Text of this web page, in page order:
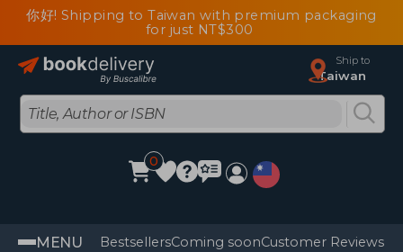
你好! Shipping to Taiwan with premium packaging
for just NT$300
Ship to
Taiwan
0
MENU BestsellersComing soonCustomer Reviews